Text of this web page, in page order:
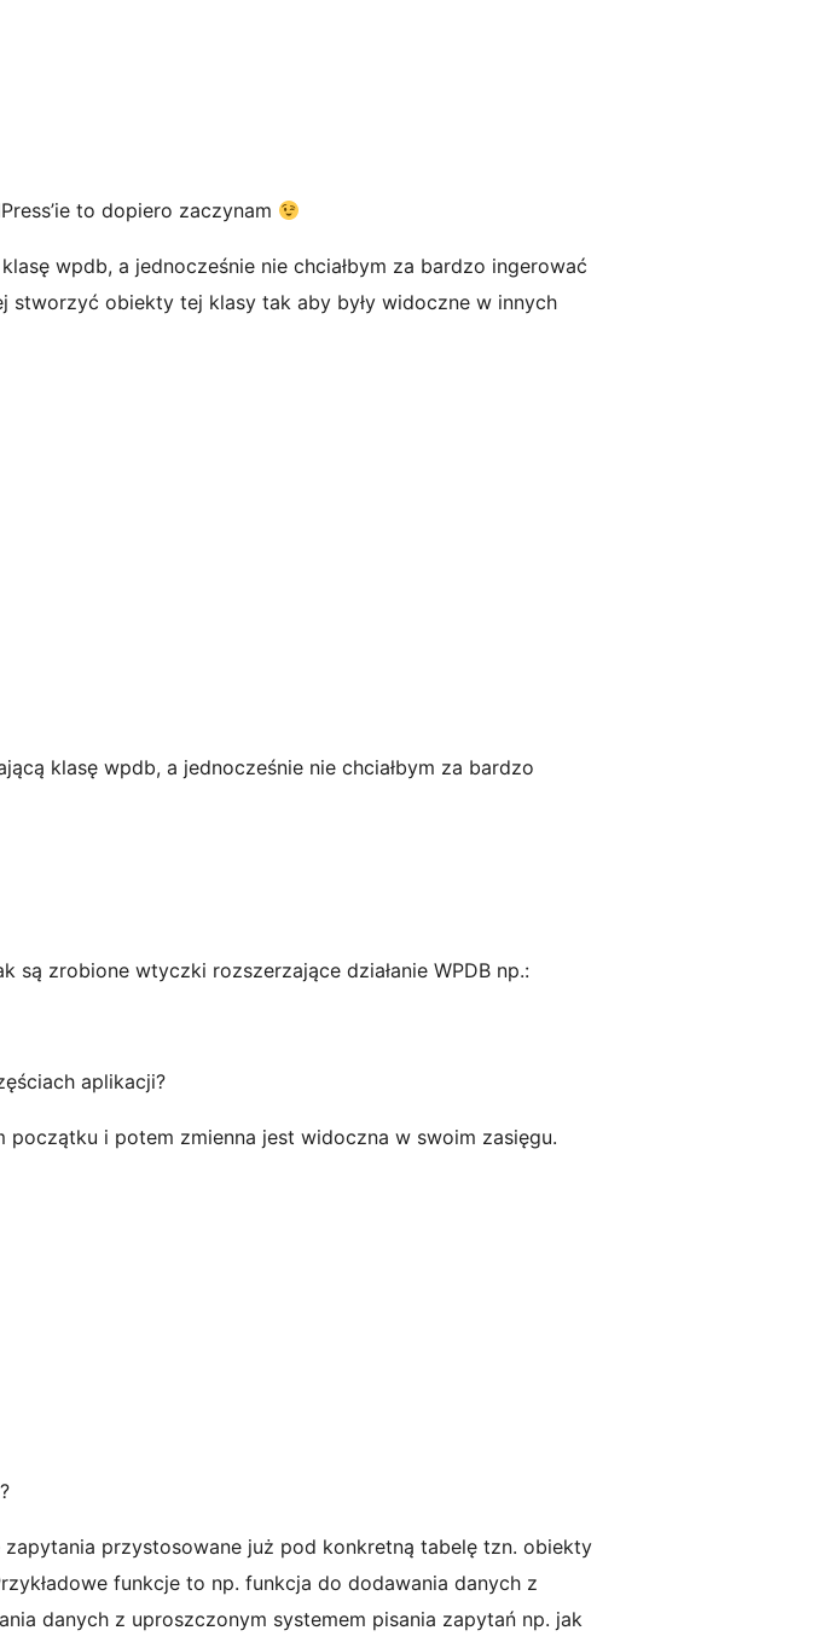
to dopiero zaczynam
wpdb, a jednocześnie nie chciałbym za bardzo ingerować
stworzyć obiekty tej klasy tak aby były widoczne w innych
klasę wpdb, a jednocześnie nie chciałbym za bardzo
zrobione wtyczki rozszerzające działanie WPDB np.:
aplikacji?
początku i potem zmienna jest widoczna w swoim zasięgu.
przystosowane już pod konkretną tabelę tzn. obiekty
funkcje to np. funkcja do dodawania danych z
danych z uproszczonym systemem pisania zapytań np. jak